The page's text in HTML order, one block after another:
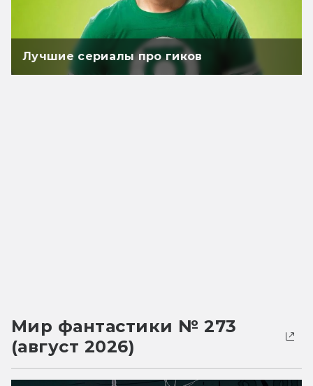
Лучшие сериалы про гиков
Мир фантастики № 273
(август 2026)